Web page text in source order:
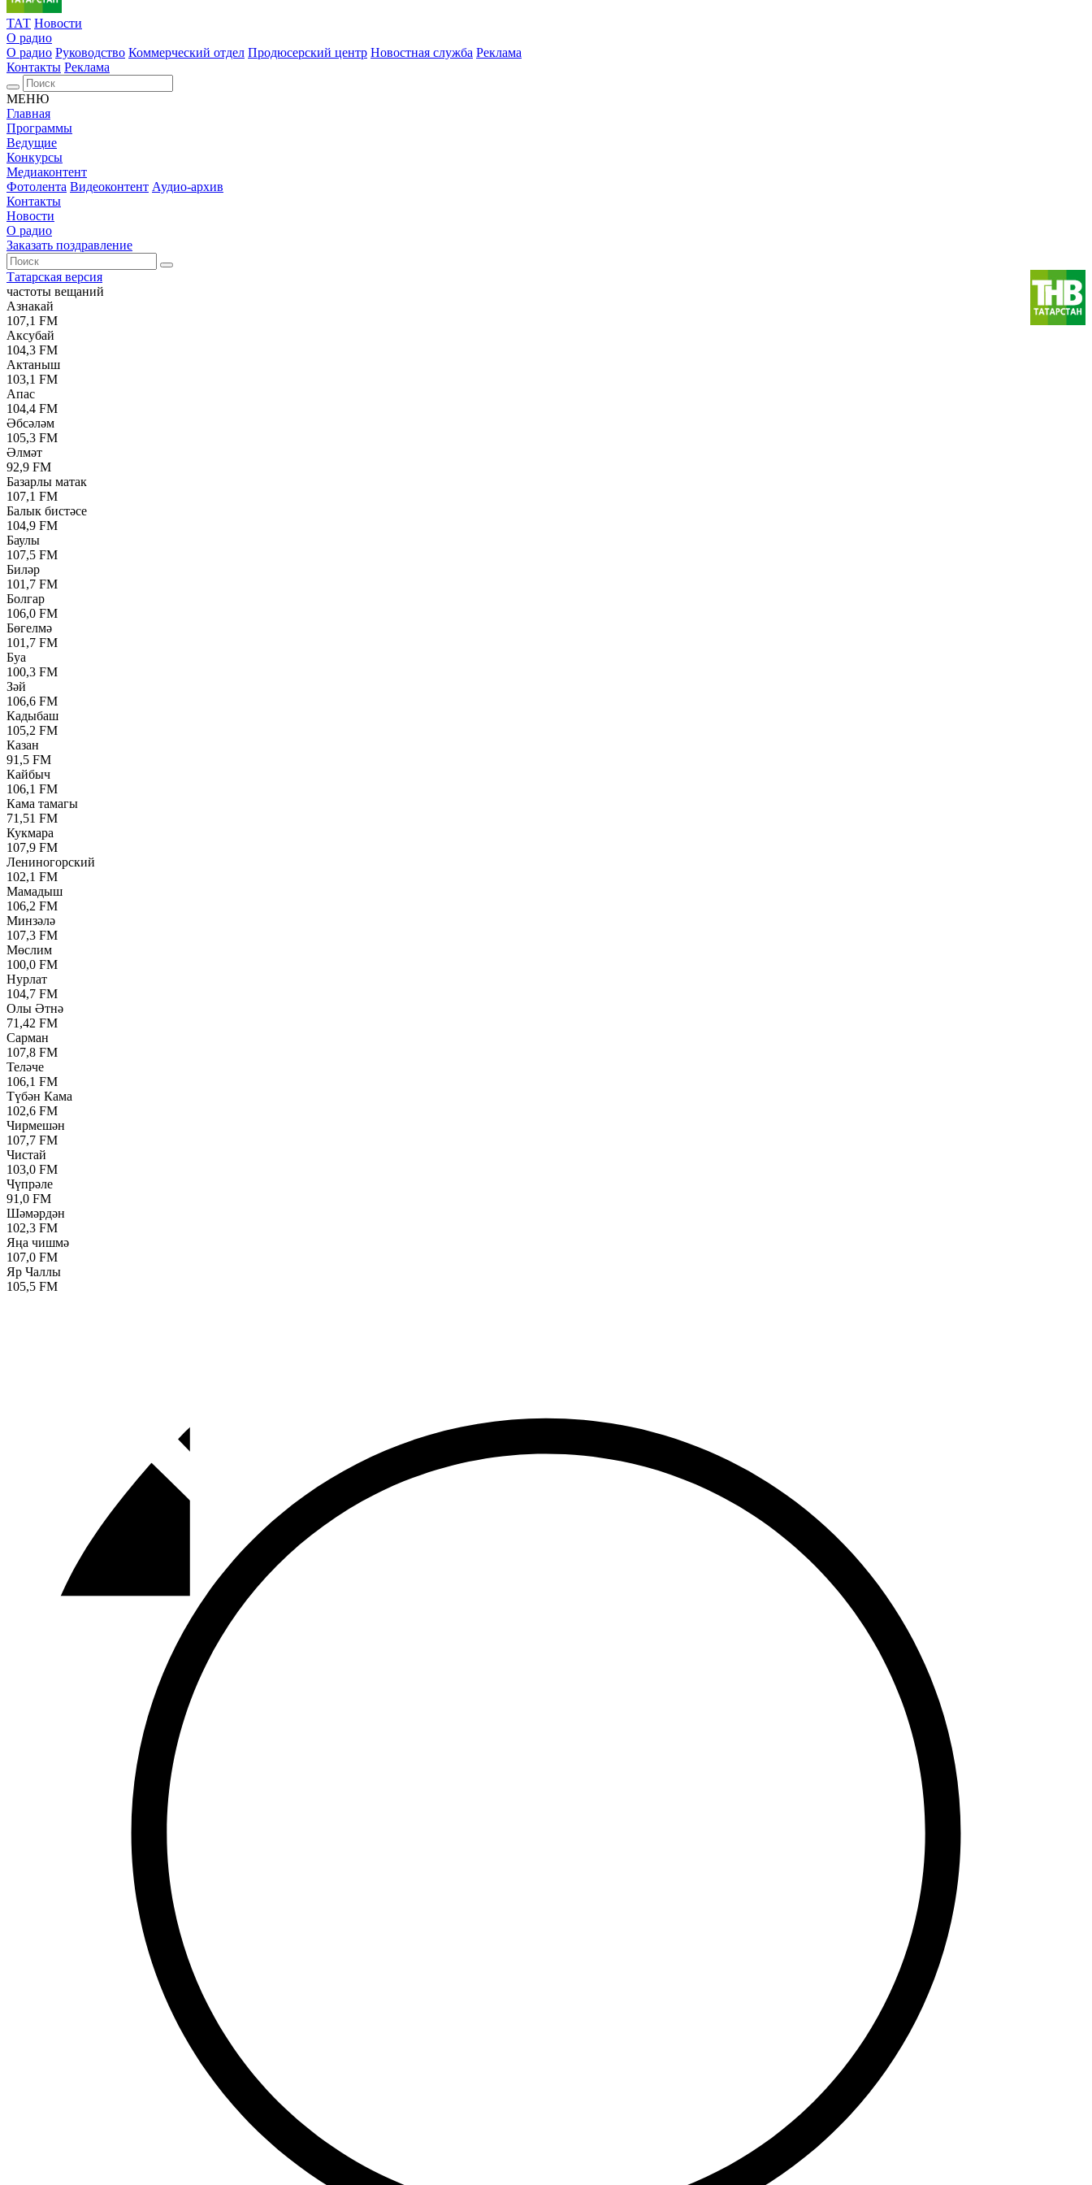
ТАТ Новости
О радио
О радио Руководство Коммерческий отдел Продюсерский центр Новостная служба Реклама
Контакты Реклама
МЕНЮ
Главная
Программы
Ведущие
Конкурсы
Медиаконтент
Фотолента Видеоконтент Аудио-архив
Контакты
Новости
О радио
Заказать поздравление
Татарская версия
частоты вещаний
Азнакай
107,1 FM
Аксубай
104,3 FM
Актаныш
103,1 FM
Апас
104,4 FM
Әбсәләм
105,3 FM
Әлмәт
92,9 FM
Базарлы матак
107,1 FM
Балык бистәсе
104,9 FM
Баулы
107,5 FM
Биләр
101,7 FM
Болгар
106,0 FM
Бөгелмә
101,7 FM
Буа
100,3 FM
Зәй
106,6 FM
Кадыбаш
105,2 FM
Казан
91,5 FM
Кайбыч
106,1 FM
Кама тамагы
71,51 FM
Кукмара
107,9 FM
Лениногорский
102,1 FM
Мамадыш
106,2 FM
Минзәлә
107,3 FM
Мөслим
100,0 FM
Нурлат
104,7 FM
Олы Әтнә
71,42 FM
Сарман
107,8 FM
Теләче
106,1 FM
Түбән Кама
102,6 FM
Чирмешән
107,7 FM
Чистай
103,0 FM
Чүпрәле
91,0 FM
Шәмәрдән
102,3 FM
Яңа чишмә
107,0 FM
Яр Чаллы
105,5 FM